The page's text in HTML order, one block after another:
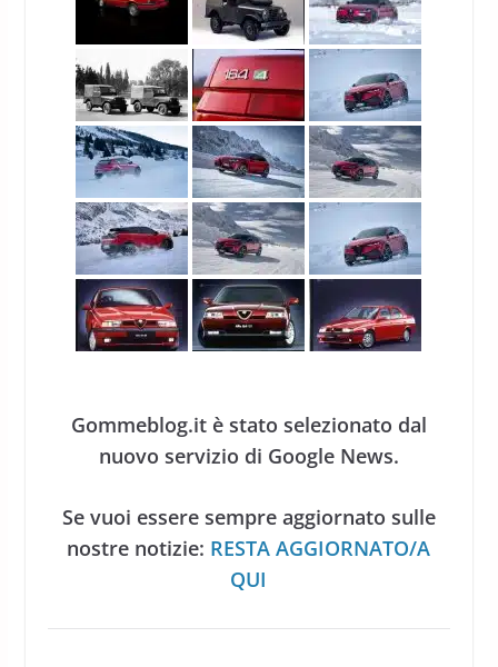
Gommeblog.it è stato selezionato dal
nuovo servizio di Google News.
Se vuoi essere sempre aggiornato sulle
nostre notizie: RESTA AGGIORNATO/A
QUI